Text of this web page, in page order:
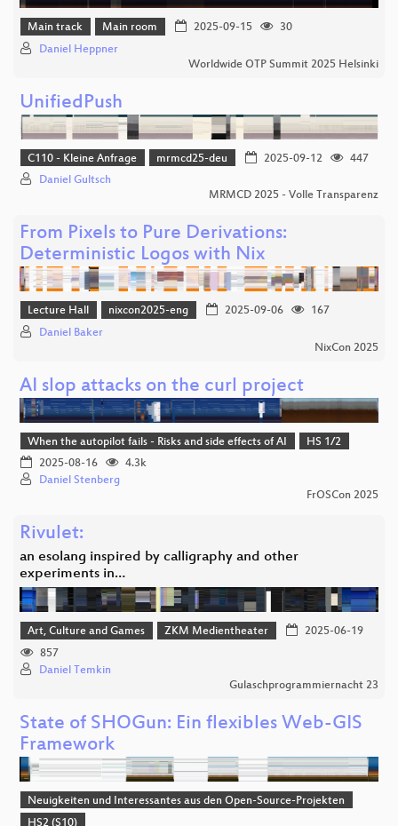
Main track Main room 2025-09-15
30
Daniel Heppner
Worldwide OTP Summit 2025 Helsinki
UnifiedPush
C110 - Kleine Anfrage mrmcd25-deu 2025-09-12
447
Daniel Gultsch
MRMCD 2025 - Volle Transparenz
From Pixels to Pure Derivations:
Deterministic Logos with Nix
Lecture Hall nixcon2025-eng 2025-09-06
167
Daniel Baker
NixCon 2025
AI slop attacks on the curl project
When the autopilot fails - Risks and side effects of AI
HS 1/2
2025-08-16
4.3k
Daniel Stenberg
FrOSCon 2025
Rivulet:
an esolang inspired by calligraphy and other
experiments in…
Art, Culture and Games ZKM Medientheater
2025-06-19
857
Daniel Temkin
Gulaschprogrammiernacht 23
State of SHOGun: Ein flexibles Web-GIS
Framework
Neuigkeiten und Interessantes aus den Open-Source-Projekten
HS2 (S10)